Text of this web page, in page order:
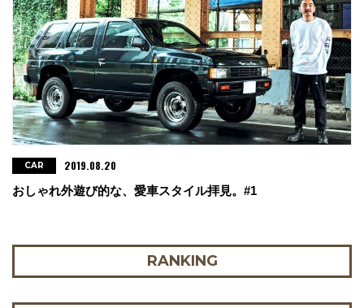
おしゃれ外遊び的な、愛車スタイル拝見。#1
CAR 2019.08.20
RANKING